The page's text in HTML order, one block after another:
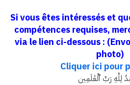
Si vous êtes intéressés et
compétences requises,
via le lien ci-dessous :
photo)
Cliquer ici pour
لِلَّهِ رَبِّ ٱلْعَٰلَمِين